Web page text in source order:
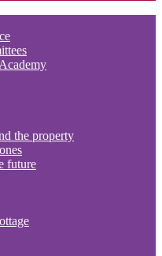
the property
future